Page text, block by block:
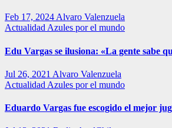
Feb 17, 2024 Alvaro Valenzuela
Actualidad Azules por el mundo
Edu Vargas se ilusiona: «La gente sabe
Jul 26, 2021 Alvaro Valenzuela
Actualidad Azules por el mundo
Eduardo Vargas fue escogido el mejor